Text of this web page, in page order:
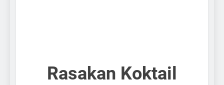
Rasakan Koktail